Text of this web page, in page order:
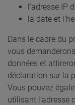
l’adresse IP
la date et
Dans le cadre du
vous
données et
déclaration sur la
Vous pouvez
utilisant l’adresse